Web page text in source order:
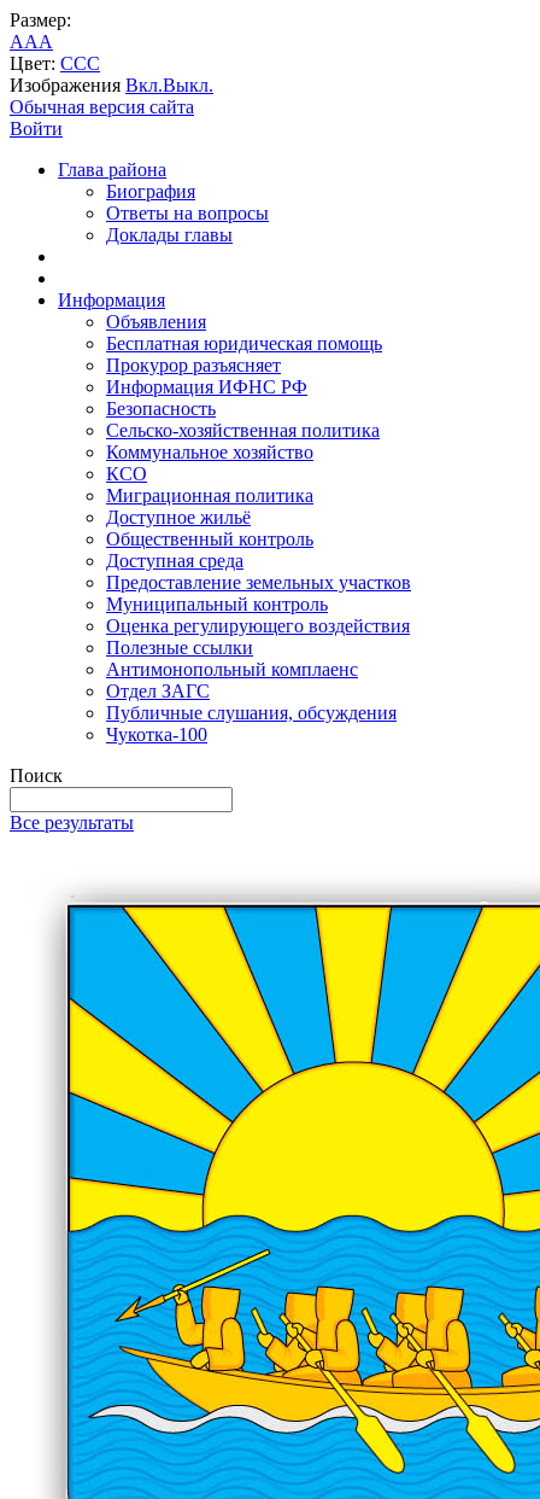
Размер:
AAA
Цвет: CCC
Изображения Вкл.Выкл.
Обычная версия сайта
Войти
Глава района
Биография
Ответы на вопросы
Доклады главы
Информация
Объявления
Бесплатная юридическая помощь
Прокурор разъясняет
Информация ИФНС РФ
Безопасность
Сельско-хозяйственная политика
Коммунальное хозяйство
КСО
Миграционная политика
Доступное жильё
Общественный контроль
Доступная среда
Предоставление земельных участков
Муниципальный контроль
Оценка регулирующего воздействия
Полезные ссылки
Антимонопольный комплаенс
Отдел ЗАГС
Публичные слушания, обсуждения
Чукотка-100
Поиск
Все результаты